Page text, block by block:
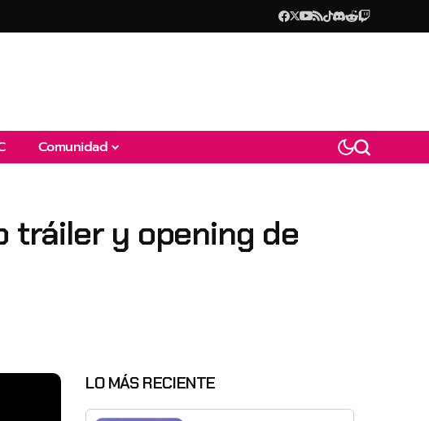
Comunidad
tráiler y opening de
LO MÁS RECIENTE